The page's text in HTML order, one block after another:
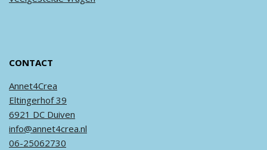
CONTACT
Annet4Crea
Eltingerhof 39
6921 DC Duiven
info@annet4crea.nl
06-25062730